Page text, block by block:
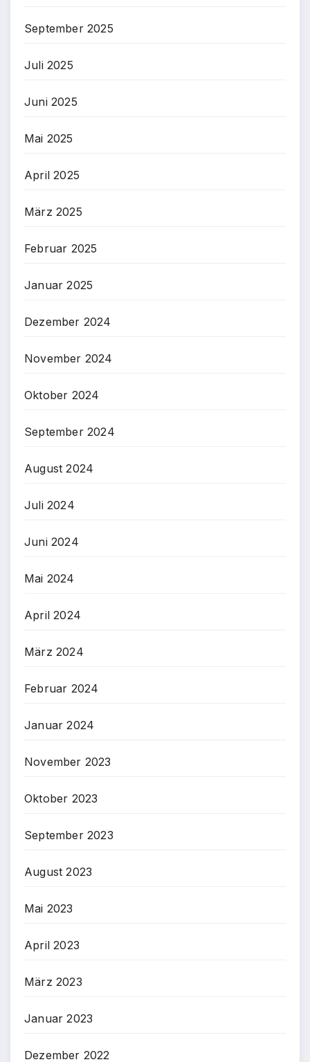
September 2025
Juli 2025
Juni 2025
Mai 2025
April 2025
März 2025
Februar 2025
Januar 2025
Dezember 2024
November 2024
Oktober 2024
September 2024
August 2024
Juli 2024
Juni 2024
Mai 2024
April 2024
März 2024
Februar 2024
Januar 2024
November 2023
Oktober 2023
September 2023
August 2023
Mai 2023
April 2023
März 2023
Januar 2023
Dezember 2022